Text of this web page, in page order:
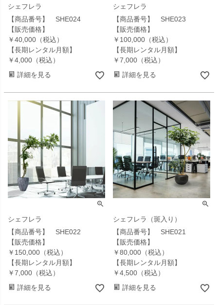
シェフレラ
【商品番号】 SHE024
【販売価格】
￥40,000（税込）
【長期レンタル月額】
￥4,000（税込）
詳細を見る
シェフレラ
【商品番号】 SHE023
【販売価格】
￥100,000（税込）
【長期レンタル月額】
￥7,000（税込）
詳細を見る
シェフレラ
【商品番号】 SHE022
【販売価格】
￥150,000（税込）
【長期レンタル月額】
￥7,000（税込）
詳細を見る
シェフレラ（斑入り）
【商品番号】 SHE021
【販売価格】
￥80,000（税込）
【長期レンタル月額】
￥4,500（税込）
詳細を見る